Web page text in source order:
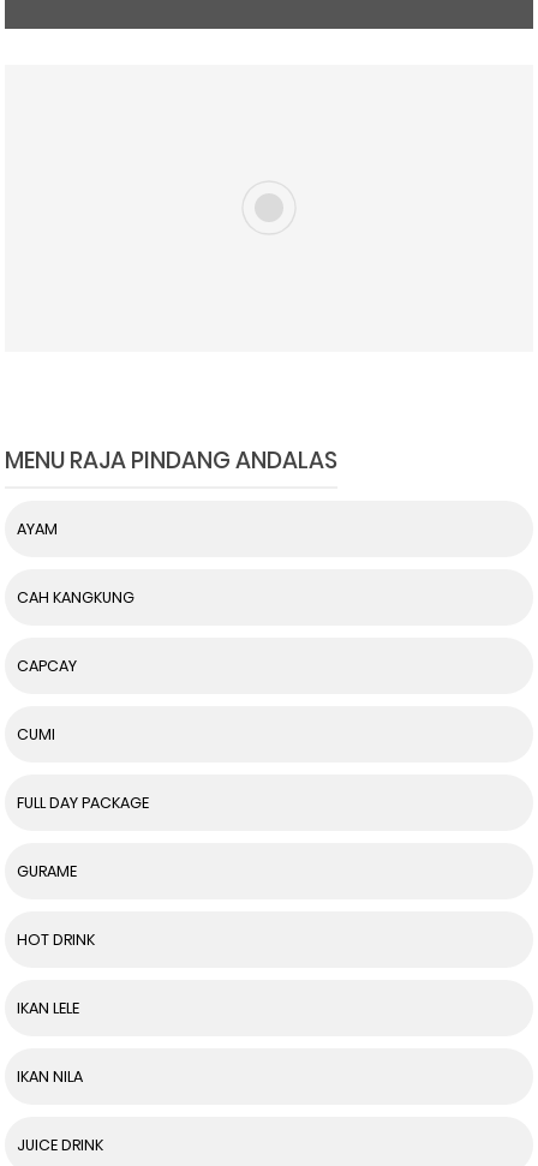
MENU RAJA PINDANG ANDALAS
AYAM
CAH KANGKUNG
CAPCAY
CUMI
FULL DAY PACKAGE
GURAME
HOT DRINK
IKAN LELE
IKAN NILA
JUICE DRINK